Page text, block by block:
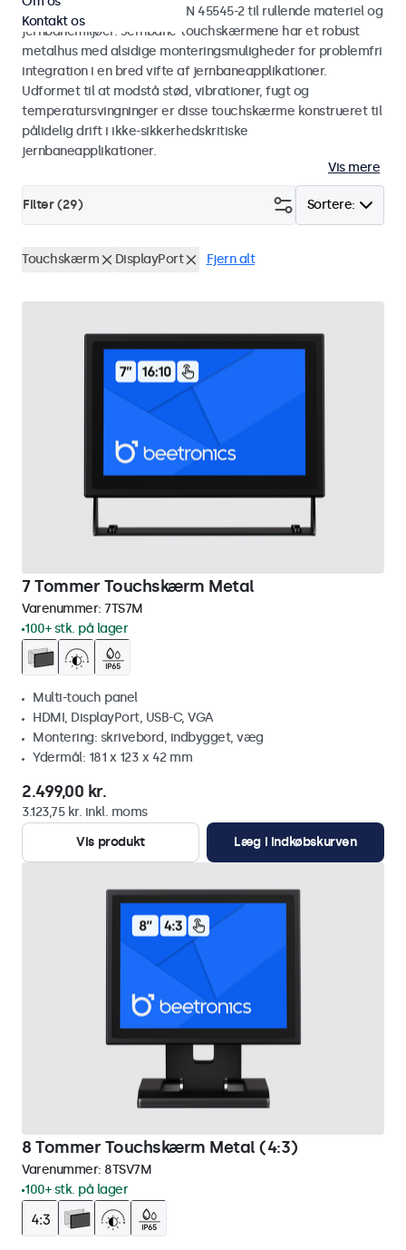
standarderne EN 50155 og EN 45545-2 til rullende materiel og
jernbanemiljøer. Jernbane-touchskærmene har et robust
metalhus med alsidige monteringsmuligheder for problemfri
integration i en bred vifte af jernbaneapplikationer.
Udformet til at modstå stød, vibrationer, fugt og
temperatursvingninger er disse touchskærme konstrueret til
pålidelig drift i ikke-sikkerhedskritiske
jernbaneapplikationer.
Vis mere
Sortere:
Filter (29)
Touchskærm DisplayPort Fjern alt
7 Tommer Touchskærm Metal
Varenummer: 7TS7M
100+ stk. på lager
Multi-touch panel
HDMI, DisplayPort, USB-C, VGA
Montering: skrivebord, indbygget, væg
Ydermål: 181 x 123 x 42 mm
2.499,00 kr.
3.123,75 kr. inkl. moms
Vis produkt
Læg i indkøbskurven
8 Tommer Touchskærm Metal (4:3)
Varenummer: 8TSV7M
100+ stk. på lager
Kontakt os